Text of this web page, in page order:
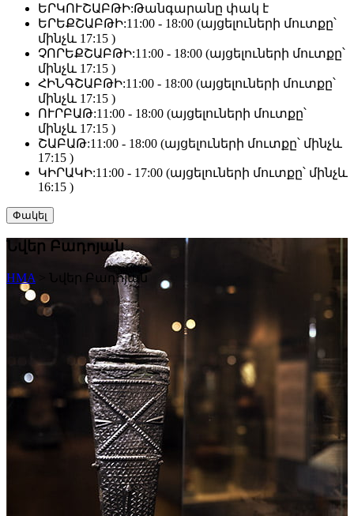
ԵՐԿՈՒՇԱԲԹԻ:Թանգարանը փակ է
ԵՐԵՔՇԱԲԹԻ:11:00 - 18:00 (այցելուների մուտքը՝
մինչև 17:15 )
ՉՈՐԵՔՇԱԲԹԻ:11:00 - 18:00 (այցելուների մուտքը՝
մինչև 17:15 )
ՀԻՆԳՇԱԲԹԻ:11:00 - 18:00 (այցելուների մուտքը՝
մինչև 17:15 )
ՈՒՐԲԱԹ:11:00 - 18:00 (այցելուների մուտքը՝
մինչև 17:15 )
ՇԱԲԱԹ:11:00 - 18:00 (այցելուների մուտքը՝ մինչև
17:15 )
ԿԻՐԱԿԻ:11:00 - 17:00 (այցելուների մուտքը՝ մինչև
16:15 )
Փակել
Նվեր Բադոյան
HMA Նվեր Բադոյան